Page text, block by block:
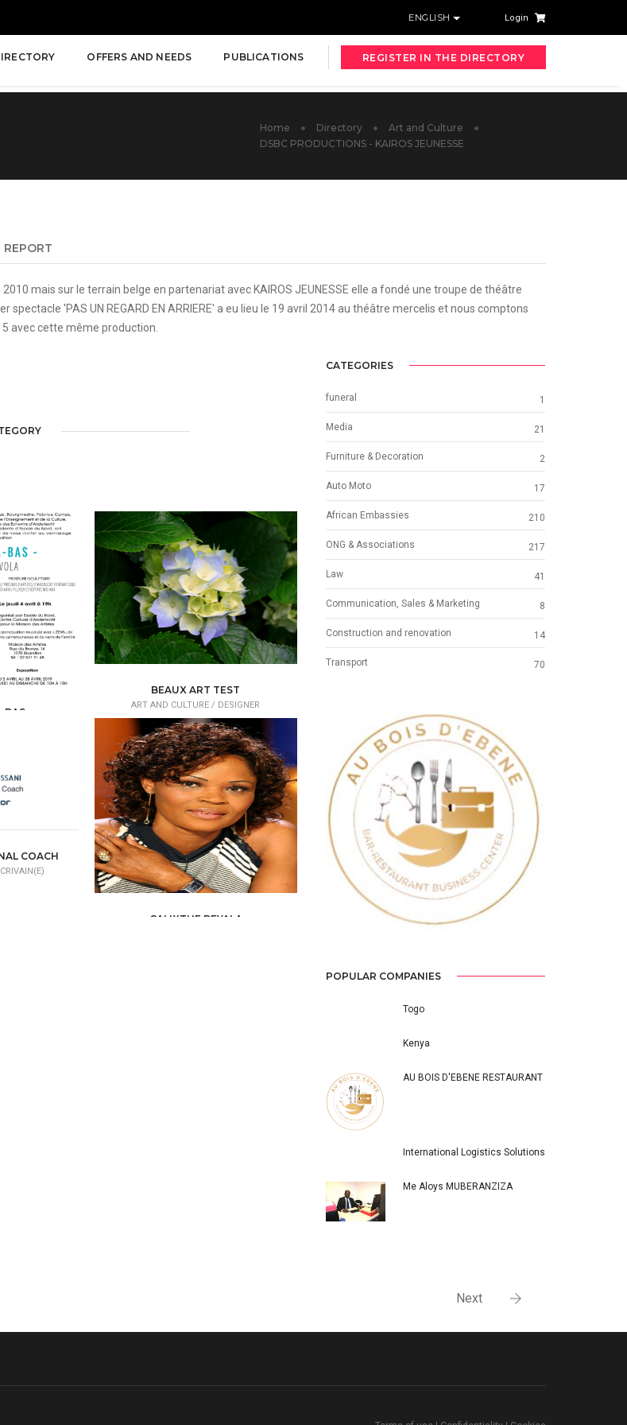
ENGLISH Login
OFFERS AND NEEDS PUBLICATIONS REGISTER IN THE DIRECTORY
Home Directory
Art and Culture
DSBC PRODUCTIONS - KAIROS JEUNESSE
REPORT
mais sur le terrain belge en partenariat avec KAIROS JEUNESSE elle a fondé une troupe de théâtre
spectacle 'PAS UN REGARD EN ARRIERE' a eu lieu le 19 avril 2014 au théâtre mercelis et nous comptons
avec cette même production.
BAS
BEAUX ART TEST
ART AND CULTURE / DESIGNER
COACH
CALIXTHE BEYALA
CATEGORIES
funeral 1
Media 21
Furniture & Decoration 2
Auto Moto 17
African Embassies 210
ONG & Associations 217
Law 41
Communication, Sales & Marketing 8
Construction and renovation 14
Transport 70
Previous Next
POPULAR COMPANIES
Togo
Kenya
AU BOIS D'EBENE RESTAURANT
International Logistics Solutions
Me Aloys MUBERANZIZA
Next